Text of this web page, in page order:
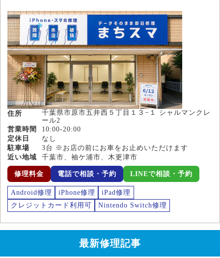
住所
千葉県市原市五井西５丁目１３−１ シャルマンクレ
ール2
営業時間
10:00-20:00
定休日
なし
駐車場
3台 ※お店の前にお車をお止めいただけます
近い地域
千葉市、袖ケ浦市、木更津市
修理料金 電話で相談・予約 LINEで相談・予約
Android修理 iPhone修理
iPad修理
クレジットカード利用可
Nintendo Switch修理
最新修理記事